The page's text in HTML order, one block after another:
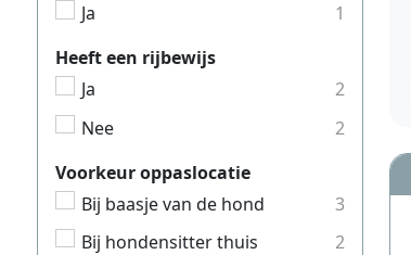
Ja
1
Heeft een rijbewijs
Ja
2
Nee
2
Voorkeur oppaslocatie
Bij baasje van de hond
3
Bij hondensitter thuis
2